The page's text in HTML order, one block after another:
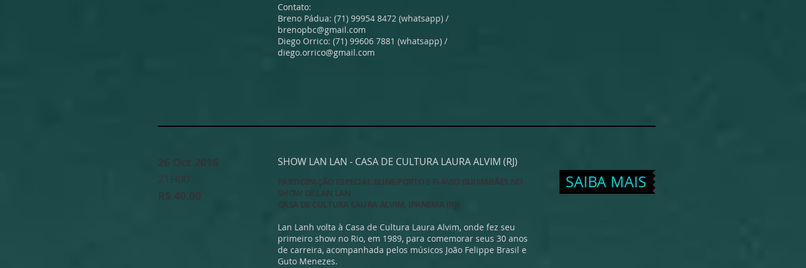
Contato:
Breno Pádua: (71) 99954 8472 (whatsapp) /
brenopbc@gmail.com
Diego Orrico: (71) 99606 7881 (whatsapp) /
diego.orrico@gmail.com
26 Oct 2016
21H00
SHOW LAN LAN - CASA DE CULTURA LAURA ALVIM (RJ)
PARTICIPAÇÃO ESPECIAL ELINE PORTO E FLÁVIO GUIMARÃES
SHOW DE LAN LAN
CASA DE CULTURA LAURA ALVIM, IPANEMA (RJ)
Lan Lanh volta à Casa de Cultura Laura Alvim, onde fez seu
primeiro show no Rio, em 1989, para comemorar seus 30 anos
de carreira, acompanhada pelos músicos João Felippe Brasil e
Guto Menezes.
SAIBA MAIS